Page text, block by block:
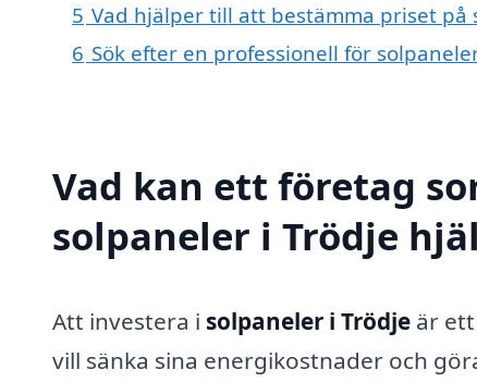
5 Vad hjälper till att bestämma priset på
6 Sök efter en professionell för
Vad kan ett företag
solpaneler i Trödje
Att investera i solpaneler i Trödje är
vill sänka sina energikostnader och